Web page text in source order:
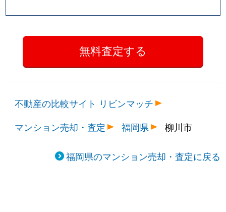
不動産の比較サイト リビンマッチ
マンション売却・査定
福岡県 柳川市
福岡県のマンション売却・査定に戻る